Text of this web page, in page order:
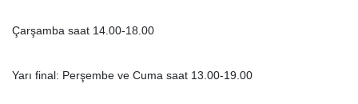
Çarşamba saat 14.00-18.00
Yarı final: Perşembe ve Cuma saat 13.00-19.00